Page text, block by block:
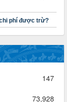
công đoàn
ngân sách
phí được trừ?
147
73,928